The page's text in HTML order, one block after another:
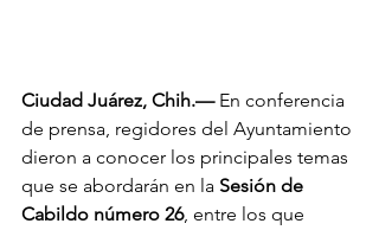
Ciudad Juárez, Chih.— En conferencia
de prensa, regidores del Ayuntamiento
dieron a conocer los principales temas
que se abordarán en la Sesión de
Cabildo número 26, entre los que